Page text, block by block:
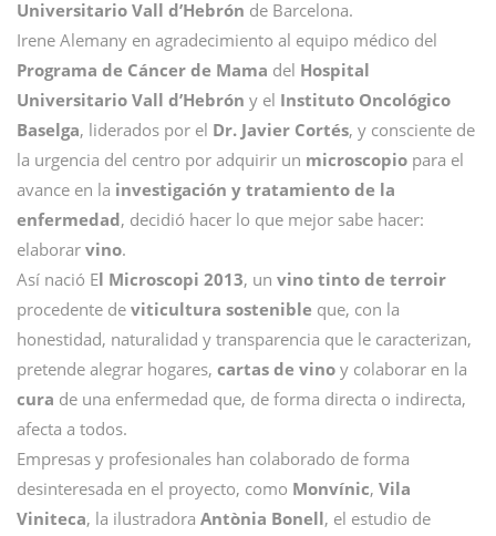
Universitario Vall d’Hebrón de Barcelona.
Irene Alemany en agradecimiento al equipo médico del
Programa de Cáncer de Mama del Hospital
Universitario Vall d’Hebrón y el Instituto Oncológico
Baselga, liderados por el Dr. Javier Cortés, y consciente de
la urgencia del centro por adquirir un microscopio para el
avance en la investigación y tratamiento de la
enfermedad, decidió hacer lo que mejor sabe hacer:
elaborar vino.
Así nació El Microscopi 2013, un vino tinto de terroir
procedente de viticultura sostenible que, con la
honestidad, naturalidad y transparencia que le caracterizan,
pretende alegrar hogares, cartas de vino y colaborar en la
cura de una enfermedad que, de forma directa o indirecta,
afecta a todos.
Empresas y profesionales han colaborado de forma
desinteresada en el proyecto, como Monvínic, Vila
Viniteca, la ilustradora Antònia Bonell, el estudio de